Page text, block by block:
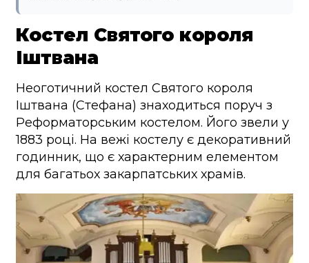
Костел Святого короля
Іштвана
Неоготичний костел Святого короля
Іштвана (Стефана) знаходиться поруч з
Реформаторським костелом. Його звели у
1883 році. На вежі костелу є декоративний
годинник, що є характерним елементом
для багатьох закарпатських храмів.